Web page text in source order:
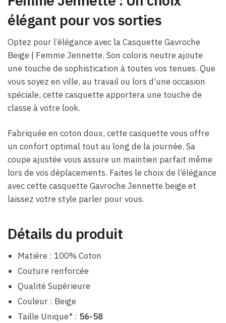
élégant pour vos sorties
Optez pour l’élégance avec la Casquette Gavroche
Beige | Femme Jennette. Son coloris neutre ajoute
une touche de sophistication à toutes vos tenues. Que
vous soyez en ville, au travail ou lors d’une occasion
spéciale, cette casquette apportera une touche de
classe à votre look.
Fabriquée en coton doux, cette casquette vous offre
un confort optimal tout au long de la journée. Sa
coupe ajustée vous assure un maintien parfait même
lors de vos déplacements. Faites le choix de l’élégance
avec cette casquette Gavroche Jennette beige et
laissez votre style parler pour vous.
Détails du produit
Matière : 100% Coton
Couture renforcée
Qualité Supérieure
Couleur : Beige
Taille Unique* : 56-58